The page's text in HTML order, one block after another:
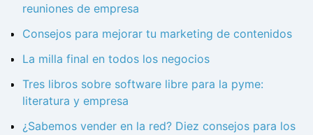
reuniones de empresa
Consejos para mejorar tu marketing de contenidos
La milla final en todos los negocios
Tres libros sobre software libre para la pyme:
literatura y empresa
¿Sabemos vender en la red? Diez consejos para los